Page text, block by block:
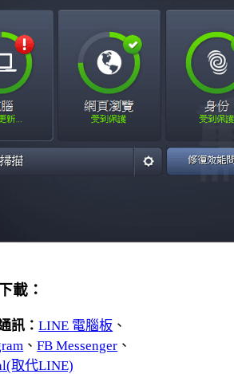
載：
訊：LINE 電腦板 、
、FB Messenger 、
取代LINE)